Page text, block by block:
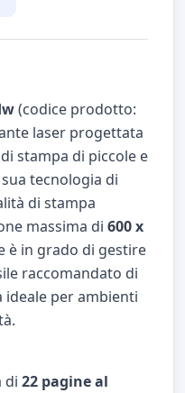
(codice prodotto:
laser progettata
stampa di piccole e
tecnologia di
di stampa
massima di 600 x
è in grado di gestire
raccomandato di
ideale per ambienti
di 22 pagine al